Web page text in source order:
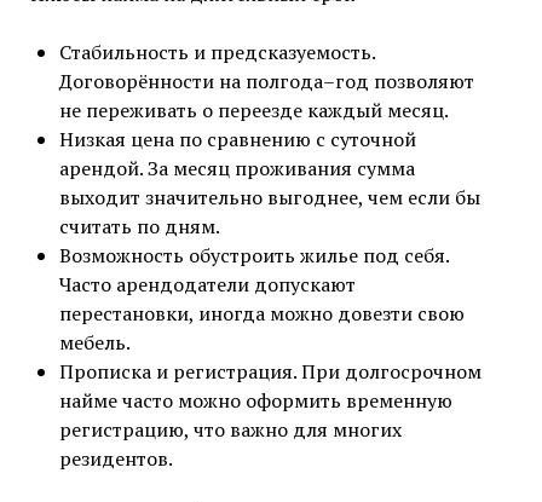
Стабильность и предсказуемость.
Договорённости на полгода–год позволяют
не переживать о переезде каждый месяц.
Низкая цена по сравнению с суточной
арендой. За месяц проживания сумма
выходит значительно выгоднее, чем если бы
считать по дням.
Возможность обустроить жилье под себя.
Часто арендодатели допускают
перестановки, иногда можно довезти свою
мебель.
Прописка и регистрация. При долгосрочном
найме часто можно оформить временную
регистрацию, что важно для многих
резидентов.